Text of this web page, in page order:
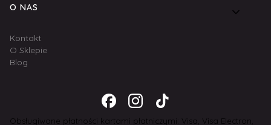
O NAS
Kontakt
O Sklepie
Blog
Obsługiwane płatności kartami płatniczymi: Visa, Visa Electron,